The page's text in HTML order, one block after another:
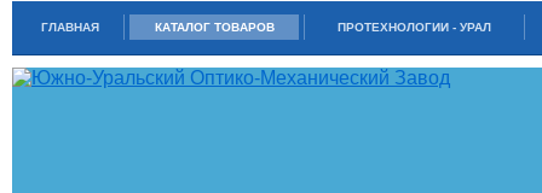
ГЛАВНАЯ КАТАЛОГ ТОВАРОВ ПРОТЕХНОЛОГИИ - УРАЛ